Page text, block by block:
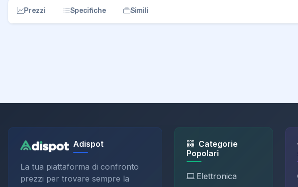
Prezzi Specifiche Simili
Adispot
La tua piattaforma di confronto
prezzi per trovare sempre la
Categorie
Popolari
Elettronica